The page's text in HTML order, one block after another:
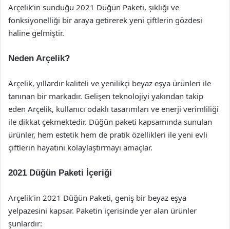
Arçelik’in sunduğu 2021 Düğün Paketi, şıklığı ve
fonksiyonelliği bir araya getirerek yeni çiftlerin gözdesi
haline gelmiştir.
Neden Arçelik?
Arçelik, yıllardır kaliteli ve yenilikçi beyaz eşya ürünleri ile
tanınan bir markadır. Gelişen teknolojiyi yakından takip
eden Arçelik, kullanıcı odaklı tasarımları ve enerji verimliliği
ile dikkat çekmektedir. Düğün paketi kapsamında sunulan
ürünler, hem estetik hem de pratik özellikleri ile yeni evli
çiftlerin hayatını kolaylaştırmayı amaçlar.
2021 Düğün Paketi İçeriği
Arçelik’in 2021 Düğün Paketi, geniş bir beyaz eşya
yelpazesini kapsar. Paketin içerisinde yer alan ürünler
şunlardır: